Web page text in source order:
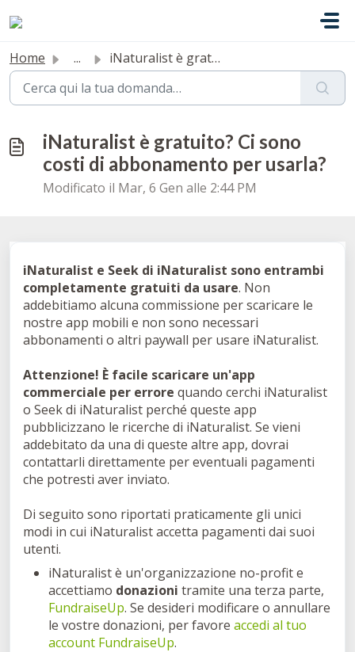
Home ... iNaturalist è gratuito? Ci sono costi di abbonamento per ...
iNaturalist è gratuito? Ci sono
costi di abbonamento per usarla?
Modificato il Mar, 6 Gen alle 2:44 PM
iNaturalist e Seek di iNaturalist sono entrambi
completamente gratuiti da usare. Non
addebitiamo alcuna commissione per scaricare le
nostre app mobili e non sono necessari
abbonamenti o altri paywall per usare iNaturalist.
Attenzione! È facile scaricare un'app
commerciale per errore quando cerchi iNaturalist
o Seek di iNaturalist perché queste app
pubblicizzano le ricerche di iNaturalist. Se vieni
addebitato da una di queste altre app, dovrai
contattarli direttamente per eventuali pagamenti
che potresti aver inviato.
Di seguito sono riportati praticamente gli unici
modi in cui iNaturalist accetta pagamenti dai suoi
utenti.
iNaturalist è un'organizzazione no-profit e
accettiamo donazioni tramite una terza parte,
FundraiseUp. Se desideri modificare o annullare
le vostre donazioni, per favore accedi al tuo
account FundraiseUp.